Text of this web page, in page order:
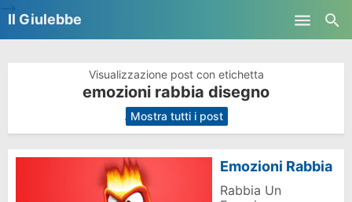
Il Giulebbe
Visualizzazione post con etichetta
emozioni rabbia disegno
. Mostra tutti i post
Emozioni Rabbia
Rabbia Un